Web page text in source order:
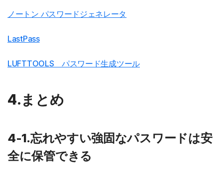
ノートン パスワードジェネレータ
LastPass
LUFTTOOLS パスワード生成ツール
4.まとめ
4-1.忘れやすい強固なパスワードは安
全に保管できる